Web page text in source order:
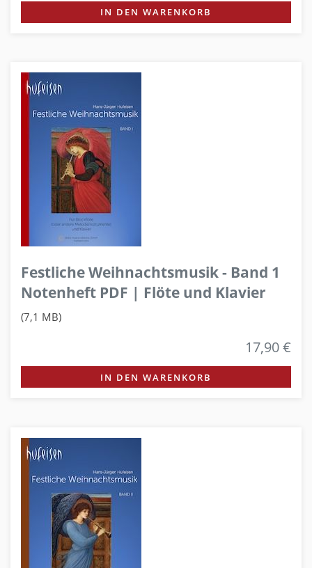
IN DEN WARENKORB
Festliche Weihnachtsmusik - Band 1
Notenheft PDF | Flöte und Klavier
(7,1 MB)
17,90 €
IN DEN WARENKORB